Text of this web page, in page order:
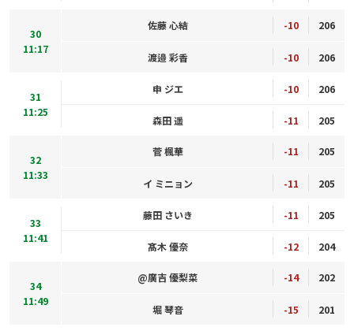
30
11:17
佐藤 心結 -10 206
渡邉 彩香 -10 206
31
11:25
申 ジエ -10 206
森田 遥 -11 205
32
11:33
菅 楓華 -11 205
イ ミニョン -11 205
33
11:41
藤田 さいき -11 205
髙木 優奈 -12 204
34
11:49
@廣吉 優梨菜 -14 202
堀 琴音 -15 201